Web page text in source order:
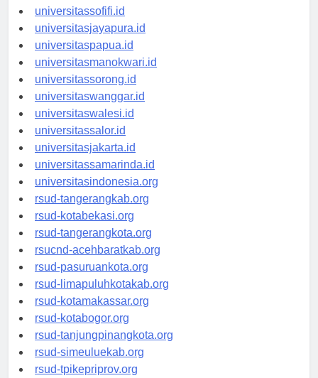
universitasmaluku.id
universitassofifi.id
universitasjayapura.id
universitaspapua.id
universitasmanokwari.id
universitassorong.id
universitaswanggar.id
universitaswalesi.id
universitassalor.id
universitasjakarta.id
universitassamarinda.id
universitasindonesia.org
rsud-tangerangkab.org
rsud-kotabekasi.org
rsud-tangerangkota.org
rsucnd-acehbaratkab.org
rsud-pasuruankota.org
rsud-limapuluhkotakab.org
rsud-kotamakassar.org
rsud-kotabogor.org
rsud-tanjungpinangkota.org
rsud-simeuluekab.org